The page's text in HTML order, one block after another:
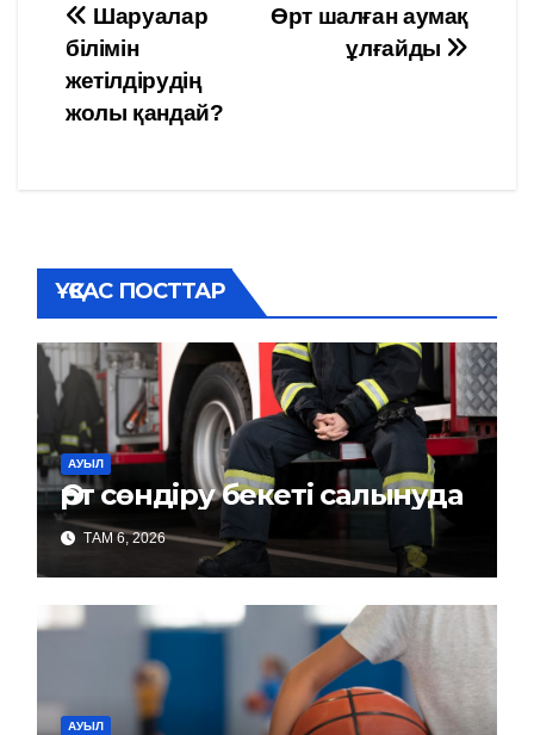
Навигация
по
записям
Өрт шалған аумақ
ұлғайды
Шаруалар
білімін
жетілдірудің
жолы қандай?
ҰҚСАС ПОСТТАР
АУЫЛ
Өрт сөндіру бекеті салынуда
ТАМ 6, 2026
АУЫЛ